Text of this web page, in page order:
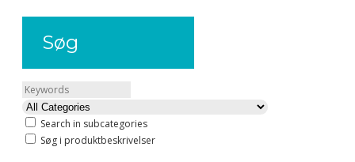
Søg
Search in subcategories
Søg i produktbeskrivelser